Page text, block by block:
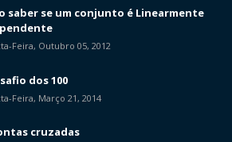
saber se um conjunto é Linearmente
Feira, Outubro 05, 2012
dos 100
Feira, Março 21, 2014
cruzadas